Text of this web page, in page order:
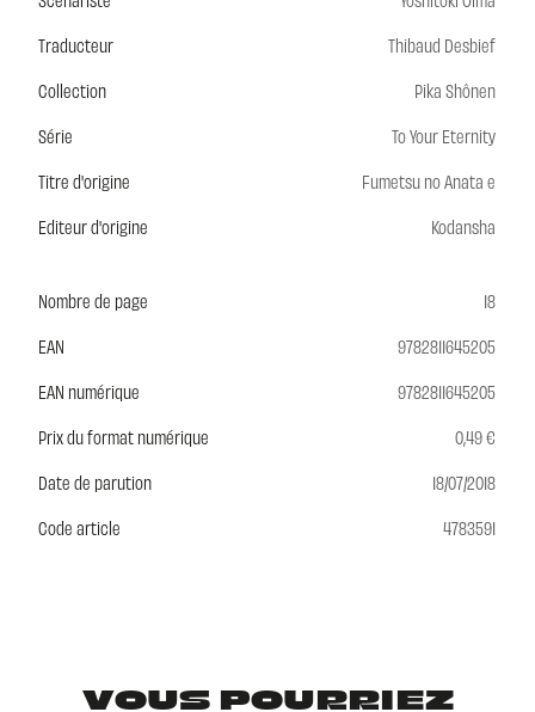
Traducteur
Thibaud Desbief
Collection
Pika Shônen
Série
To Your Eternity
Titre d'origine
Fumetsu no Anata e
Editeur d'origine
Kodansha
Nombre de page
18
EAN
9782811645205
EAN numérique
9782811645205
Prix du format numérique
0,49 €
Date de parution
18/07/2018
Code article
4783591
VOUS POURRIEZ